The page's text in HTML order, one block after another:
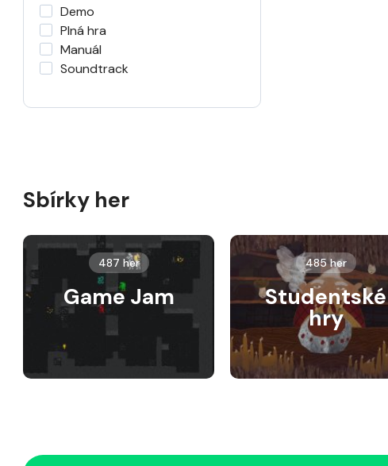
Demo
Plná hra
Manuál
Soundtrack
Sbírky her
487 her
Game Jam
485 her
Studentské
hry